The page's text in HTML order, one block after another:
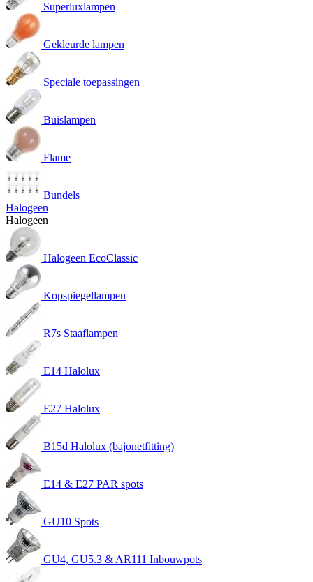
Superluxlampen
Gekleurde lampen
Speciale toepassingen
Buislampen
Flame
Bundels
Halogeen
Halogeen
Halogeen EcoClassic
Kopspiegellampen
R7s Staaflampen
E14 Halolux
E27 Halolux
B15d Halolux (bajonetfitting)
E14 & E27 PAR spots
GU10 Spots
GU4, GU5.3 & AR111 Inbouwpots